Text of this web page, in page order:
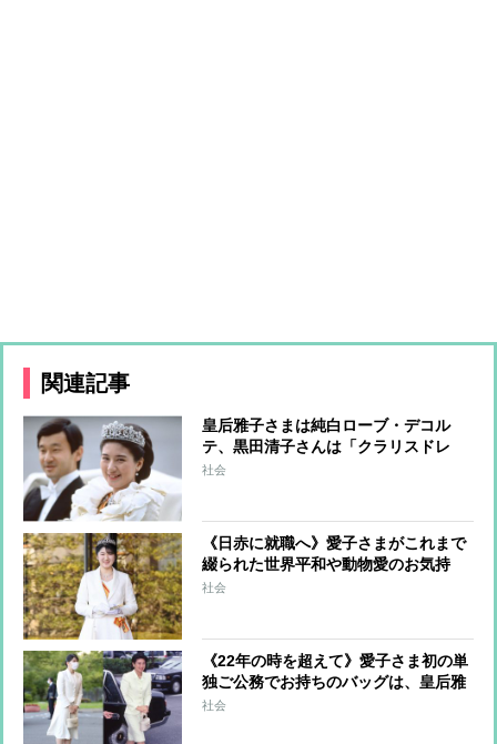
関連記事
皇后雅子さまは純白ローブ・デコル
テ、黒田清子さんは「クラリスドレ
ス」と話題に 女性皇族の華麗な
社会
《日赤に就職へ》愛子さまがこれまで
綴られた世界平和や動物愛のお気持
ち 雅子さまは愛子さまの作文を回想
社会
《22年の時を超えて》愛子さま初の単
独ご公務でお持ちのバッグは、皇后雅
子さまが以前使われていたもの 装い
社会